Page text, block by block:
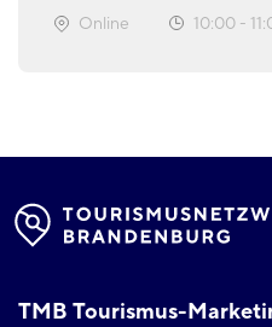
Online 10:00 -
TMB Tourismus-